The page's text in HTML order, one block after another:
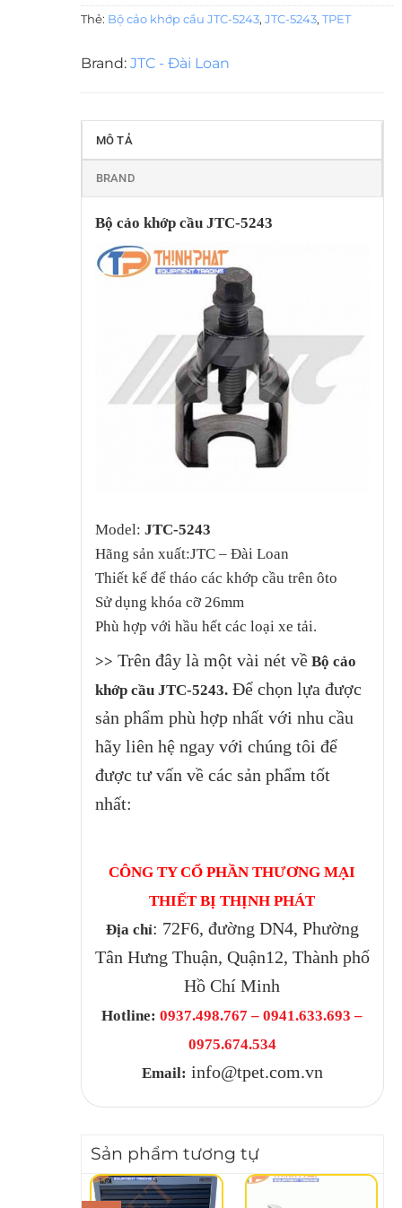
Thẻ: Bộ cảo khớp cầu JTC-5243, JTC-5243, TPET
Brand: JTC - Đài Loan
MÔ TẢ
BRAND
Bộ cảo khớp cầu JTC-5243
Model: JTC-5243
Hãng sản xuất:JTC – Đài Loan
Thiết kế để tháo các khớp cầu trên ôto
Sử dụng khóa cỡ 26mm
Phù hợp với hầu hết các loại xe tải.
>> Trên đây là một vài nét vềBộ cảo
khớp cầu JTC-5243.Để chọn lựa được
sản phẩm phù hợp nhất với nhu cầu
hãy liên hệ ngay với chúng tôi để
được tư vấn về các sản phẩm tốt
nhất:
CÔNG TY CỔ PHẦN THƯƠNG MẠI
THIẾT BỊ THỊNH PHÁT
Địa chỉ: 72F6, đường DN4, Phường
Tân Hưng Thuận, Quận12, Thành phố
Hồ Chí Minh
Hotline: 0937.498.767 – 0941.633.693 –
0975.674.534
Email: info@tpet.com.vn
Sản phẩm tương tự